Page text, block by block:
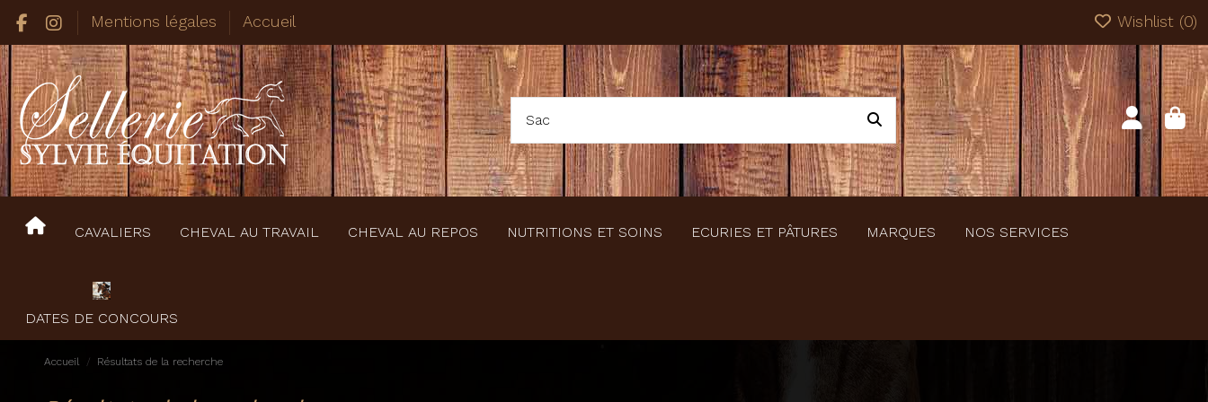
Mentions légales Accueil Wishlist (0)
CAVALIERS CHEVAL AU TRAVAIL CHEVAL AU REPOS NUTRITIONS ET SOINS ECURIES ET PÂTURES MARQUES NOS SERVICES
DATES DE CONCOURS
Accueil Résultats de la recherche